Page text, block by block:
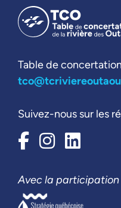
Table de
Suivez-nous sur les
Avec la